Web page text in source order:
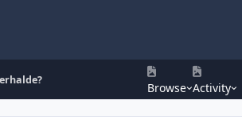
Browse Activity